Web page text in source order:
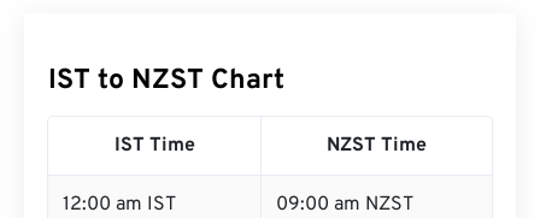
IST to NZST Chart
IST Time NZST Time
12:00 am IST
09:00 am NZST